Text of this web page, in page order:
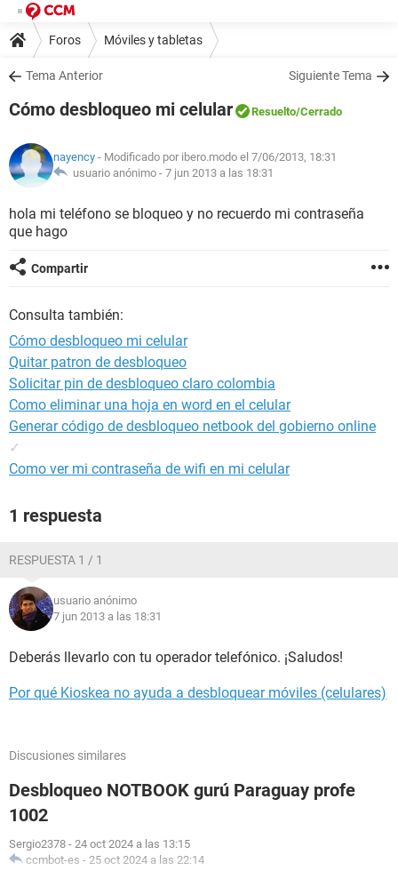
Foros Móviles y tabletas
Tema Anterior Siguiente Tema
Cómo desbloqueo mi celular Resuelto/Cerrado
nayency - Modificado por ibero.modo el 7/06/2013, 18:31
usuario anónimo - 7 jun 2013 a las 18:31
hola mi teléfono se bloqueo y no recuerdo mi contraseña
que hago
Compartir
Consulta también:
Cómo desbloqueo mi celular
Quitar patron de desbloqueo
Solicitar pin de desbloqueo claro colombia
Como eliminar una hoja en word en el celular
Generar código de desbloqueo netbook del gobierno online
✓
Como ver mi contraseña de wifi en mi celular
1 respuesta
RESPUESTA 1 / 1
usuario anónimo
7 jun 2013 a las 18:31
Deberás llevarlo con tu operador telefónico. ¡Saludos!
Por qué Kioskea no ayuda a desbloquear móviles (celulares)
Discusiones similares
Desbloqueo NOTBOOK gurú Paraguay profe
1002
Sergio2378 - 24 oct 2024 a las 13:15
ccmbot-es - 25 oct 2024 a las 22:14